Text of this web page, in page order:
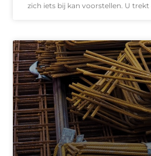
zich iets bij kan voorstellen. U trekt